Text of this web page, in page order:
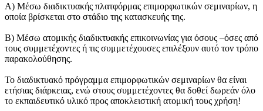
Α) Μέσω διαδικτυακής πλατφόρμας επιμορφωτικών σεμιναρίων, η
οποία βρίσκεται στο στάδιο της κατασκευής της.
Β) Μέσω ατομικής διαδικτυακής επικοινωνίας για όσους –όσες από
τους συμμετέχοντες ή τις συμμετέχουσες επιλέξουν αυτό τον τρόπο
παρακολούθησης.
Το διαδικτυακό πρόγραμμα επιμορφωτικών σεμιναρίων θα είναι
ετήσιας διάρκειας, ενώ στους συμμετέχοντες θα δοθεί δωρεάν όλο
το εκπαιδευτικό υλικό προς αποκλειστική ατομική τους χρήση!